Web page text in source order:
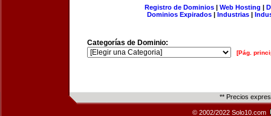
Registro de Dominios| Web Hosting |
Dominios Expirados | Industrias |
Categorías de Dominio:
[Pág.
** Precios
© 2002/2022 Solo10.com